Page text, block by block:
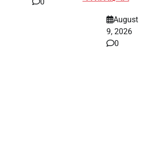
August
9, 2026
0